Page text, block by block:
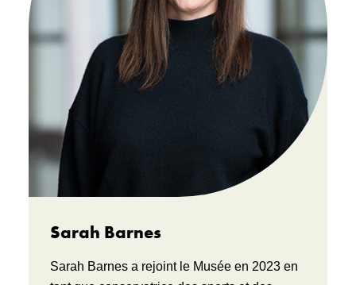
Sarah Barnes
Sarah Barnes a rejoint le Musée en 2023 en